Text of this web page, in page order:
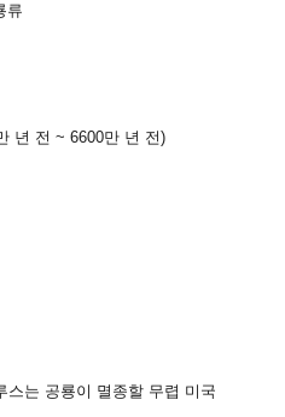
류
년 전~ 6600만 년 전)
스는 공룡이 멸종할 무렵 미국